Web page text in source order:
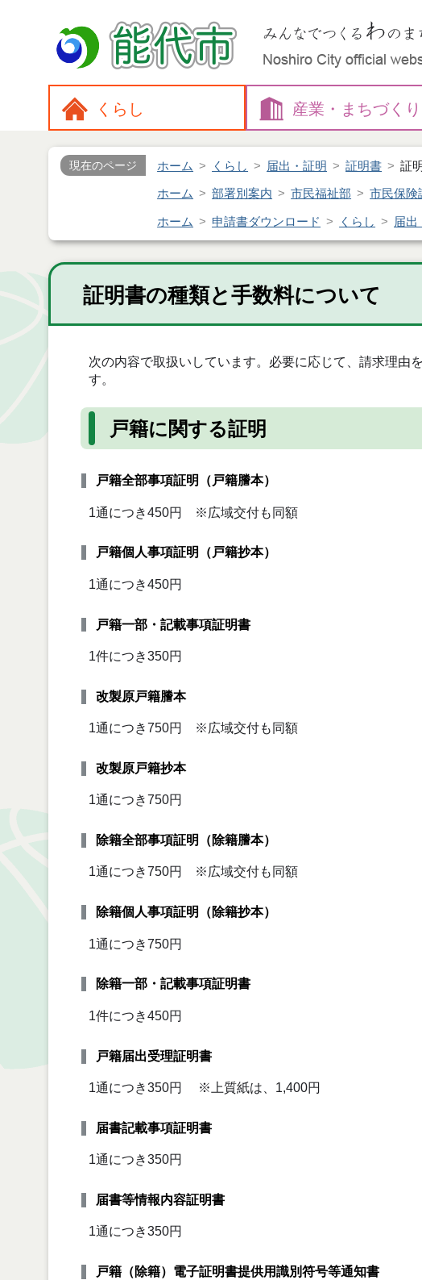
くらし 産業・ まちづくり
現在のページ ホーム くらし 届出・証明 証明書 証
ホーム 部署別案内 市民福祉部 市民保険
ホーム 申請書ダウンロード くらし 届出
証明書の種類と手数料について
次の内容で取扱いしています。必要に応じて、請求理由
す。
戸籍に関する証明
戸籍全部事項証明（戸籍謄本）
1通につき450円 ※広域交付も同額
戸籍個人事項証明（戸籍抄本）
1通につき450円
戸籍一部・記載事項証明書
1件につき350円
改製原戸籍謄本
1通につき750円 ※広域交付も同額
改製原戸籍抄本
1通につき750円
除籍全部事項証明（除籍謄本）
1通につき750円 ※広域交付も同額
除籍個人事項証明（除籍抄本）
1通につき750円
除籍一部・記載事項証明書
1件につき450円
戸籍届出受理証明書
1通につき350円 ※上質紙は、1,400円
届書記載事項証明書
1通につき350円
届書等情報内容証明書
1通につき350円
戸籍（除籍）電子証明書提供用識別符号等通知書